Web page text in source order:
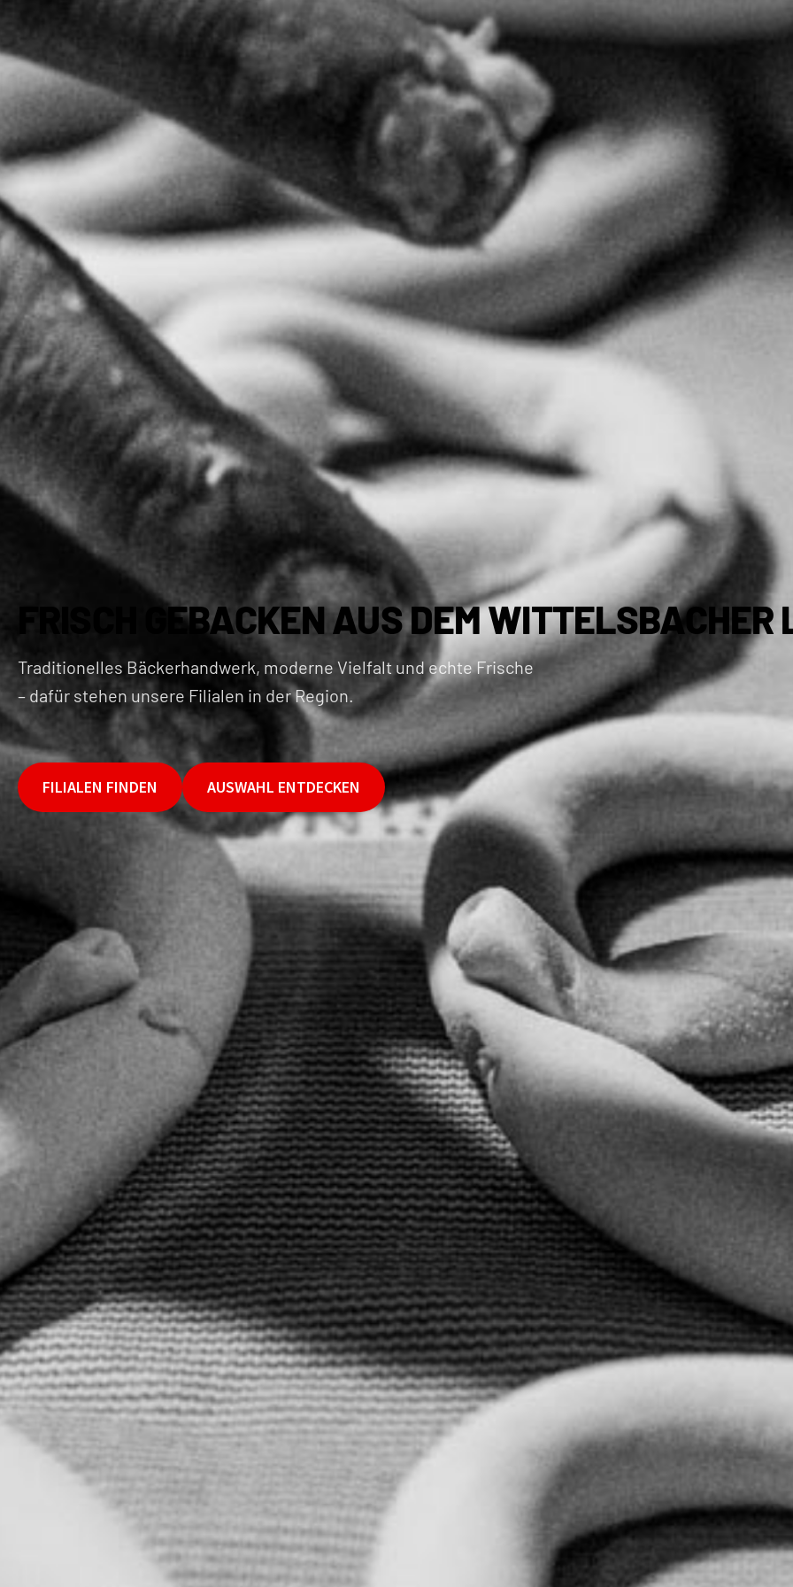
FRISCH GEBACKEN AUS DEM WITTELSBACHER
Traditionelles Bäckerhandwerk, moderne Vielfalt und echte Frische
– dafür stehen unsere Filialen in der Region.
FILIALEN FINDEN AUSWAHL ENTDECKEN